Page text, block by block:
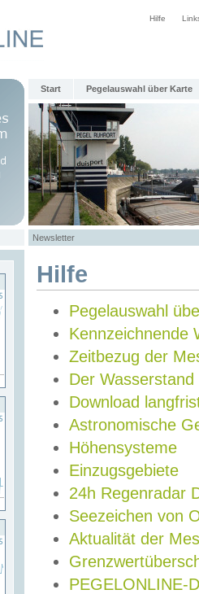
Hilfe
Start Pegelauswahl über Karte
Newsletter
Hilfe
Pegelauswahl
Kennzeichnende
Zeitbezug der
Der Wasserstand
Download
Astronomische
Höhensysteme
Einzugsgebiete
24h Regenradar
Seezeichen von
Aktualität der
PEGELONLINE-